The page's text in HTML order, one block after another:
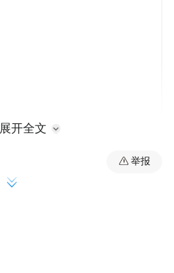
奇，原本有“电影神童”
开全文
举报